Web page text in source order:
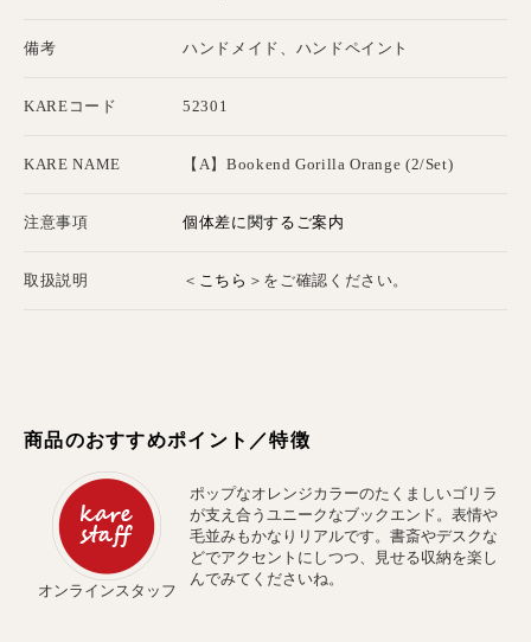
備考 ハンドメイド、ハンドペイント
KAREコード 52301
KARE NAME 【A】Bookend Gorilla Orange (2/Set)
注意事項 個体差に関するご案内
取扱説明 ＜ こちら ＞をご確認ください。
商品のおすすめポイント／特徴
オンラインスタッフ
ポップなオレンジカラーのたくましいゴリラ
が支え合うユニークなブックエンド。表情や
毛並みもかなりリアルです。書斎やデスクな
どでアクセントにしつつ、見せる収納を楽し
んでみてくださいね。